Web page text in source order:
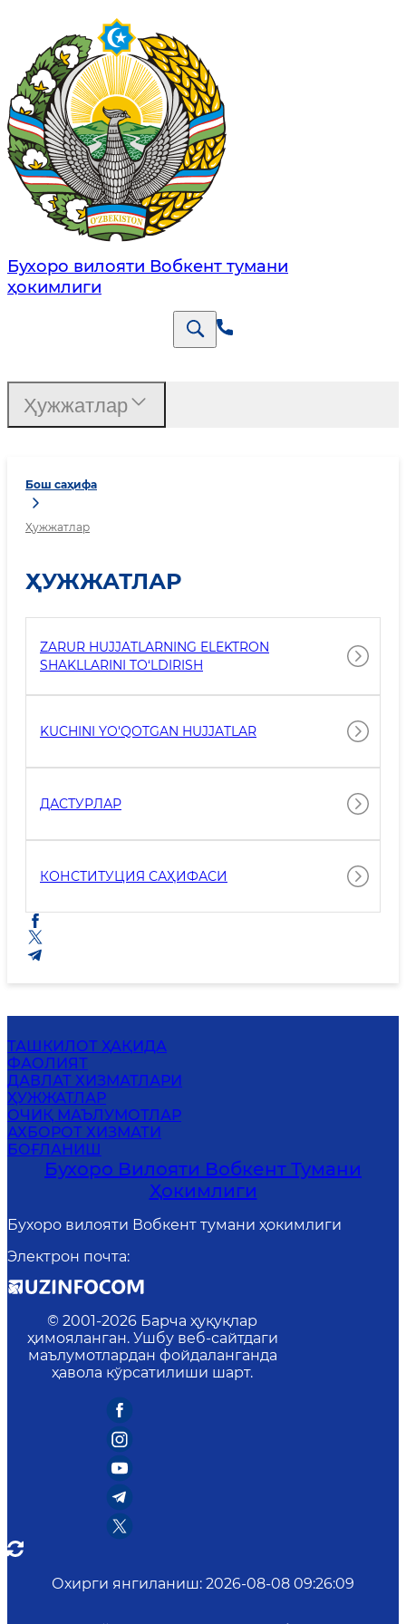
Бухоро вилояти Вобкент тумани
ҳокимлиги
Бош саҳифа
Ҳужжатлар
ҲУЖЖАТЛАР
ZARUR HUJJATLARNING ELEKTRON
SHAKLLARINI TO‘LDIRISH
KUCHINI YO'QOTGAN HUJJATLAR
ДАСТУРЛАР
КОНСТИТУЦИЯ САҲИФАСИ
Ҳужжатлар
ТАШКИЛОТ ҲАҚИДА
ФАОЛИЯТ
ДАВЛАТ ХИЗМАТЛАРИ
ҲУЖЖАТЛАР
ОЧИҚ МАЪЛУМОТЛАР
АХБОРОТ ХИЗМАТИ
БОҒЛАНИШ
Бухоро Вилояти Вобкент Тумани
Ҳокимлиги
Бухоро вилояти Вобкент тумани ҳокимлиги
Электрон почта:
© 2001-2026 Барча ҳуқуқлар
ҳимояланган. Ушбу веб-сайтдаги
маълумотлардан фойдаланганда
ҳавола кўрсатилиши шарт.
Охирги янгиланиш: 2026-08-08 09:26:09